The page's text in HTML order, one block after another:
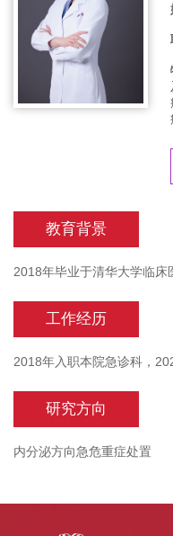
教育背景
2018年毕业于清华大学临床
工作经历
2018年入职本院急诊科，
研究方向
内分泌方向急危重症处置